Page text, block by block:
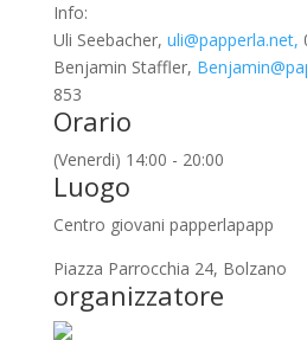
Info:
Uli Seebacher, uli@papperla.net,
Benjamin Staffler,
853
Orario
(Venerdi) 14:00 - 20:00
Luogo
Centro giovani papperlapapp
Piazza Parrocchia 24, Bolzano
organizzatore